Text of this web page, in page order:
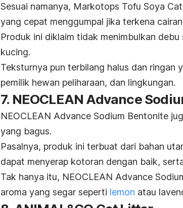
Sesuai namanya, Markotops Tofu Soya
yang cepat menggumpal jika terkena
Produk ini diklaim tidak menimbulkan debu
kucing.
Teksturnya pun terbilang halus dan ringan
pemilik hewan peliharaan, dan lingkungan.
7. NEOCLEAN Advance
NEOCLEAN Advance Sodium Bentonite
yang bagus.
Pasalnya, produk ini terbuat dari bahan
dapat menyerap kotoran dengan baik,
Tak hanya itu, NEOCLEAN Advance
aroma yang segar seperti lemon atau